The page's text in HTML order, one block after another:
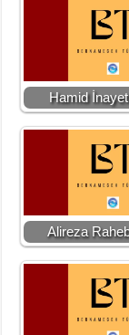
Hamid
Alireza